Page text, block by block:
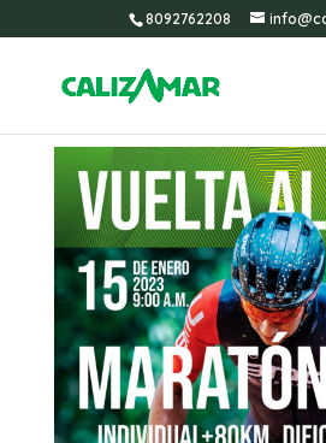
8092762208